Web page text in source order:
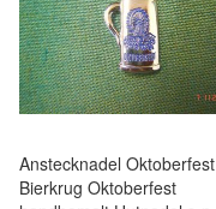
Anstecknadel Oktoberfest
Bierkrug Oktoberfest